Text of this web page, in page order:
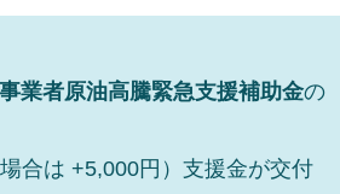
業者原油高騰緊急支援補助金の
合は +5,000円）支援金が交付